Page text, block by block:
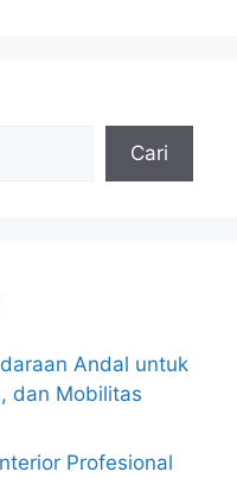
Cari
Andal untuk
dan Mobilitas
Profesional